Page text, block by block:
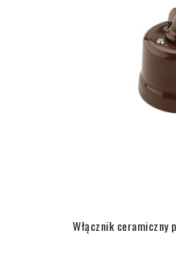
Włącznik ceramiczny